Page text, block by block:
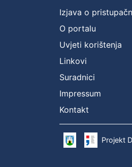
Izjava o
O portalu
Uvjeti korištenja
Linkovi
Suradnici
Impressum
Kontakt
Projekt